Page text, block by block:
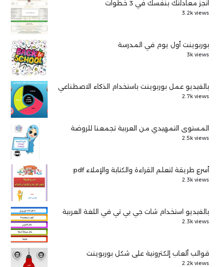
انجز معادلتك بنفسك في 3 خطوات
3.2k views
بوربوينت أول يوم في المدرسة
3k views
بالفيديو عمل بوربوينت باستخدام الذكاء الاصطناعي
2.7k views
المستوى التمهيدي من العربية تجمعنا للروضة
2.5k views
أسرع طريقة لتعلم القراءة والكتابة والإملاء pdf
2.3k views
بالفيديو استخدام شات جي بي تي في اللغة العربية
2.3k views
قوالب ألعاب إلكترونية على شكل بوربوينت
2.2k views